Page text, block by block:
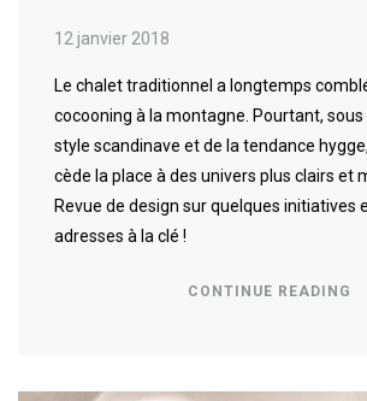
12 janvier 2018
Le chalet traditionnel a longtemps
cocooning à la montagne. Pourtant, sous
style scandinave et de la tendance
cède la place à des univers plus clairs et
Revue de design sur quelques initiatives
adresses à la clé !
CONTINUE READING